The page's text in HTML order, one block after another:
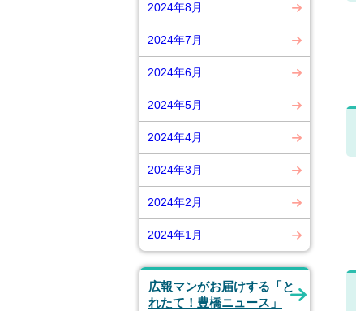
2024年8月
2024年7月
2024年6月
2024年5月
2024年4月
2024年3月
2024年2月
2024年1月
広報マンがお届けする「と
れたて！豊橋ニュース」